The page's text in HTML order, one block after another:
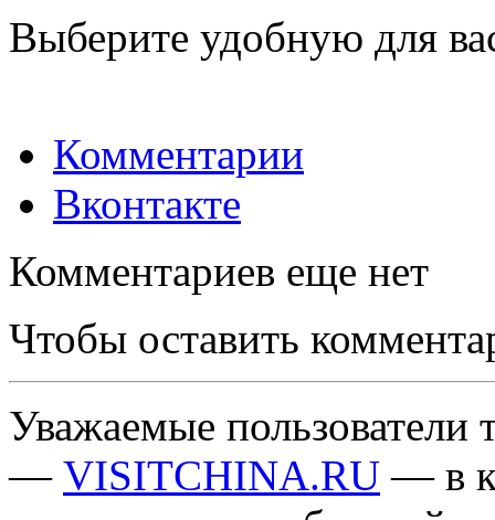
Выберите удобную для
Комментарии
Вконтакте
Комментариев еще нет
Чтобы оставить
Уважаемые пользователи
— VISITCHINA.RU — в